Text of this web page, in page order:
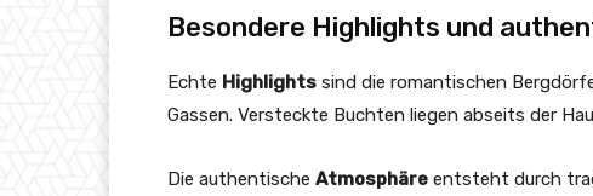
Besondere Highlights und
Echte Highlights sind die romantischen
Gassen. Versteckte Buchten liegen abseits der
Die authentische Atmosphäre entsteht durch